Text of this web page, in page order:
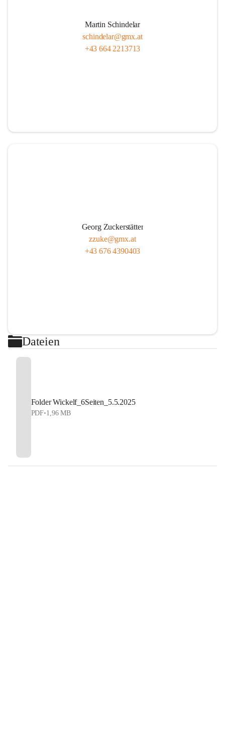
Martin Schindelar
schindelar@gmx.at
+43 664 2213713
Georg Zuckerstätter
zzuke@gmx.at
+43 676 4390403
Dateien
Folder Wickelf_6Seiten_5.5.2025
PDF•1,96 MB